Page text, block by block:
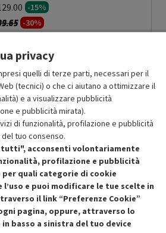
-15%
ridotto da
a-30%
Aggiungi al carrello
RICONDIZIONATI
del 30% sul prodotto ricondizionato.
vendita Recedere dal contratto qui
privacy
quelli di terze parti, necessari per il
(tecnici) o che ci aiutano a ottimizzare il
e a visualizzare pubblicità
e pubblicità mirata).
di funzionalità, profilazione e pubblicità
tuo consenso.
tutti", acconsenti volontariamente
profilazione e pubblicità
quali categorie di cookie
l’uso e puoi modificare le tue scelte in
il link “Preferenze Cookie”
pagina, oppure, attraverso lo
basso a sinistra del tuo device